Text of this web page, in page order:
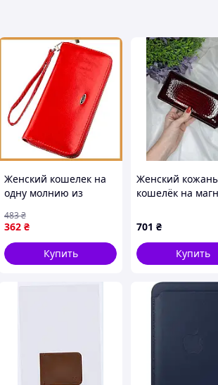
Женский кошелек на
одну молнию из
красного цвета, с
отделениями для
купюр и карт, KIVI
19041
362 ₴
483₴
Купить
Женский
кошелёк на
701 ₴
Купить